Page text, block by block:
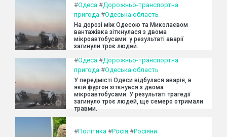
#Одеса #Дорожньо-транспортна
пригода #Одеська область
На дорозі між Одесою та Миколаєвом
вантажівка зіткнулася з двома
мікроавтобусами: у результаті аварії
загинули троє людей.
#Одеса #Дорожньо-транспортна
пригода #Одеська область
У передмісті Одеси відбулася аварія, в
якій фургон зіткнувся з двома
мікроавтобусами. У результаті трагедії
загинуло троє людей, ще семеро отримали
травми.
#Політика #Росія #Росіяни